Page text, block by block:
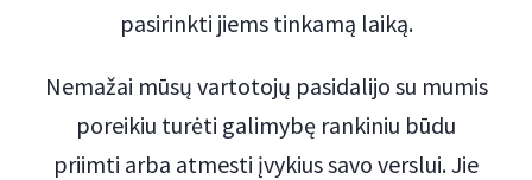
pasirinkti jiems tinkamą laiką.
Nemažai mūsų vartotojų pasidalijo su mumis
poreikiu turėti galimybę rankiniu būdu
priimti arba atmesti įvykius savo verslui. Jie